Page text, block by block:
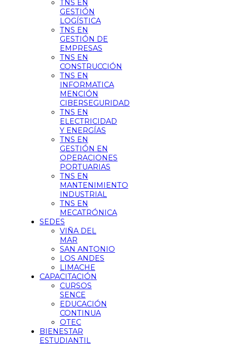
TNS EN
GESTIÓN
LOGÍSTICA
TNS EN
GESTIÓN DE
EMPRESAS
TNS EN
CONSTRUCCIÓN
TNS EN
INFORMATICA
MENCIÓN
CIBERSEGURIDAD
TNS EN
ELECTRICIDAD
Y ENERGÍAS
TNS EN
GESTIÓN EN
OPERACIONES
PORTUARIAS
TNS EN
MANTENIMIENTO
INDUSTRIAL
TNS EN
MECATRÓNICA
SEDES
VIÑA DEL
MAR
SAN ANTONIO
LOS ANDES
LIMACHE
CAPACITACIÓN
CURSOS
SENCE
EDUCACIÓN
CONTINUA
OTEC
BIENESTAR
ESTUDIANTIL